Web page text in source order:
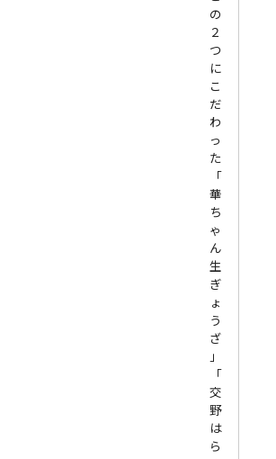
の
２
つ
に
こ
だ
わ
っ
た
「
華
ち
ゃ
ん
生
ぎ
ょ
う
ざ
」
「
交
野
は
ら